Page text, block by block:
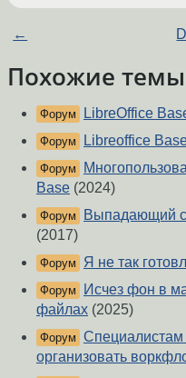
←
Похожие темы
Форум LibreOffice
Форум Libreoffice
Форум
Base (2024)
Форум
Выпадающий
(2017)
Форум Я не так
Форум
Исчез фон в
файлах (2025)
Форум Специалистам
организовать